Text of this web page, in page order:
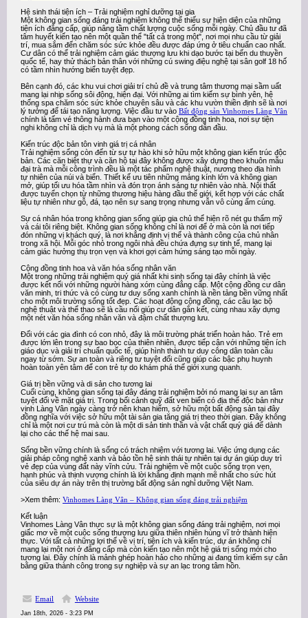
Hệ sinh thái tiện ích – Trải nghiệm nghỉ dưỡng tại gia
Một không gian sống đáng trải nghiệm không thể thiếu sự hiện diện của những
tiện ích đẳng cấp, giúp nâng tầm chất lượng cuộc sống mỗi ngày. Chủ đầu tư đã
tâm huyết kiến tạo nên một quần thể "tất cả trong một", nơi mọi nhu cầu từ giải
trí, mua sắm đến chăm sóc sức khỏe đều được đáp ứng ở tiêu chuẩn cao nhất.
Cư dân có thể trải nghiệm cảm giác thượng lưu khi dạo bước tại bến du thuyền
quốc tế, hay thử thách bản thân với những cú swing điệu nghệ tại sân golf 18 hố
có tầm nhìn hướng biển tuyệt đẹp.
Bên cạnh đó, các khu vui chơi giải trí chủ đề và trung tâm thương mại sầm uất
mang lại nhịp sống sôi động, hiện đại. Với những ai tìm kiếm sự bình yên, hệ
thống spa chăm sóc sức khỏe chuyên sâu và các khu vườn thiền định sẽ là nơi
lý tưởng để tái tạo năng lượng. Việc đầu tư vào Bất động sản Vinhomes Làng Vân
chính là tấm vé thông hành đưa bạn vào một cộng đồng tinh hoa, nơi sự tiện
nghi không chỉ là dịch vụ mà là một phong cách sống dẫn đầu.
Kiến trúc độc bản tôn vinh giá trị cá nhân
Trải nghiệm sống còn đến từ sự tự hào khi sở hữu một không gian kiến trúc độc
bản. Các căn biệt thự và căn hộ tại đây không được xây dựng theo khuôn mẫu
đại trà mà mỗi công trình đều là một tác phẩm nghệ thuật, nương theo địa hình
tự nhiên của núi và biển. Thiết kế ưu tiên những mảng kính lớn và không gian
mở, giúp tối ưu hóa tầm nhìn và đón trọn ánh sáng tự nhiên vào nhà. Nội thất
được tuyển chọn từ những thương hiệu hàng đầu thế giới, kết hợp với các chất
liệu tự nhiên như gỗ, đá, tạo nên sự sang trọng nhưng vẫn vô cùng ấm cúng.
Sự cá nhân hóa trong không gian sống giúp gia chủ thể hiện rõ nét gu thẩm mỹ
và cái tôi riêng biệt. Không gian sống không chỉ là nơi để ở mà còn là nơi tiếp
đón những vị khách quý, là nơi khẳng định vị thế và thành công của chủ nhân
trong xã hội. Mỗi góc nhỏ trong ngôi nhà đều chứa đựng sự tinh tế, mang lại
cảm giác hưởng thụ trọn vẹn và khơi gợi cảm hứng sáng tạo mỗi ngày.
Cộng đồng tinh hoa và văn hóa sống nhân văn
Một trong những trải nghiệm quý giá nhất khi sinh sống tại đây chính là việc
được kết nối với những người hàng xóm cùng đẳng cấp. Một cộng đồng cư dân
văn minh, tri thức và có cùng tư duy sống xanh chính là nền tảng bền vững nhất
cho một môi trường sống tốt đẹp. Các hoạt động cộng đồng, các câu lạc bộ
nghệ thuật và thể thao sẽ là cầu nối giúp cư dân gắn kết, cùng nhau xây dựng
một nét văn hóa sống nhân văn và đậm chất thượng lưu.
Đối với các gia đình có con nhỏ, đây là môi trường phát triển hoàn hảo. Trẻ em
được lớn lên trong sự bao bọc của thiên nhiên, được tiếp cận với những tiện ích
giáo dục và giải trí chuẩn quốc tế, giúp hình thành tư duy công dân toàn cầu
ngay từ sớm. Sự an toàn và riêng tư tuyệt đối cũng giúp các bậc phụ huynh
hoàn toàn yên tâm để con trẻ tự do khám phá thế giới xung quanh.
Giá trị bền vững và di sản cho tương lai
Cuối cùng, không gian sống tại đây đáng trải nghiệm bởi nó mang lại sự an tâm
tuyệt đối về mặt giá trị. Trong bối cảnh quỹ đất ven biển có địa thế độc bản như
vịnh Làng Vân ngày càng trở nên khan hiếm, sở hữu một bất động sản tại đây
đồng nghĩa với việc sở hữu một tài sản gia tăng giá trị theo thời gian. Đây không
chỉ là một nơi cư trú mà còn là một di sản tinh thần và vật chất quý giá để dành
lại cho các thế hệ mai sau.
Sống bền vững chính là sống có trách nhiệm với tương lai. Việc ứng dụng các
giải pháp công nghệ xanh và bảo tồn hệ sinh thái tự nhiên tại dự án giúp duy trì
vẻ đẹp của vùng đất này vĩnh cửu. Trải nghiệm về một cuộc sống trọn vẹn,
hạnh phúc và thịnh vượng chính là lời khẳng định mạnh mẽ nhất cho sức hút
của siêu dự án này trên thị trường bất động sản nghỉ dưỡng Việt Nam.
>Xem thêm: Vinhomes Làng Vân – Không gian sống đáng trải nghiệm
Kết luận
Vinhomes Làng Vân thực sự là một không gian sống đáng trải nghiệm, nơi mọi
giấc mơ về một cuộc sống thượng lưu giữa thiên nhiên hùng vĩ trở thành hiện
thực. Với tất cả những lợi thế về vị trí, tiện ích và kiến trúc, dự án không chỉ
mang lại một nơi ở đẳng cấp mà còn kiến tạo nên một hệ giá trị sống mới cho
tương lai. Đây chính là mảnh ghép hoàn hảo cho những ai đang tìm kiếm sự cân
bằng giữa thành công trong sự nghiệp và sự an lạc trong tâm hồn.
Email Website
Jan 18th, 2026 - 3:23 PM